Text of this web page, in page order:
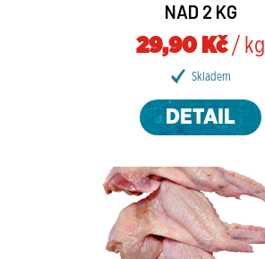
NAD 2 KG
29,90 Kč/ kg
Skladem
DETAIL